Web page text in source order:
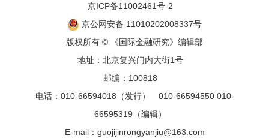
京ICP备11002461号-2
京公网安备 11010202008337号
版权所有 © 《国际金融研究》编辑部
地址：北京复兴门内大街1号
邮编：100818
电话：010-66594018（发行） 010-66594550 010-
66595319（编辑）
E-mail：guojijinrongyanjiu@163.com